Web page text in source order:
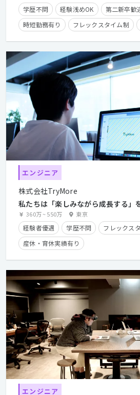
学歴不問 経験浅めOK 第二新卒歓
時短勤務有り
フレックスタイム制
経験者優遇
カジュアル面談歓迎
エンジニア
株式会社TryMore
私たちは「楽しみながら成長する」
360万~550万 東京
経験者優遇 学歴不問
フレックス
産休・育休実績有り
エンジニア